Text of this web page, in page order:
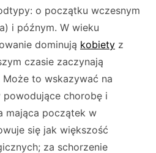
o początku wczesnym
i późnym. W wieku
dominują kobiety z
czasie zaczynają
to wskazywać na
powodujące chorobę i
mająca początek w
się jak większość
za schorzenie